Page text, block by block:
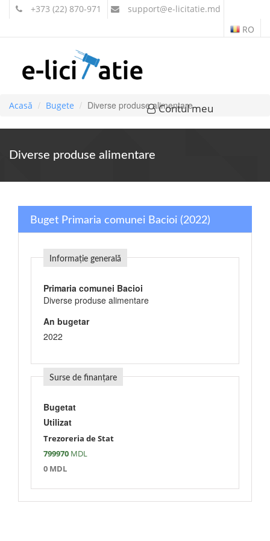
+373 (22) 870-971 support@e-licitatie.md
RO
Contul meu
Acasă Bugete Diverse produse alimentare
Diverse produse alimentare
Buget Primaria comunei Bacioi (2022)
Informație generală
Primaria comunei Bacioi
Diverse produse alimentare
An bugetar
2022
Surse de finanțare
Bugetat
Utilizat
Trezoreria de Stat
799970 MDL
0 MDL